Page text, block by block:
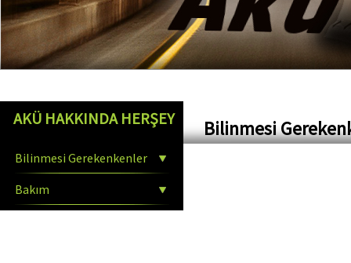
AKÜ HAKKINDA HERŞEY
Bilinmesi Gerekenkenler
Bakım
Bilinmesi